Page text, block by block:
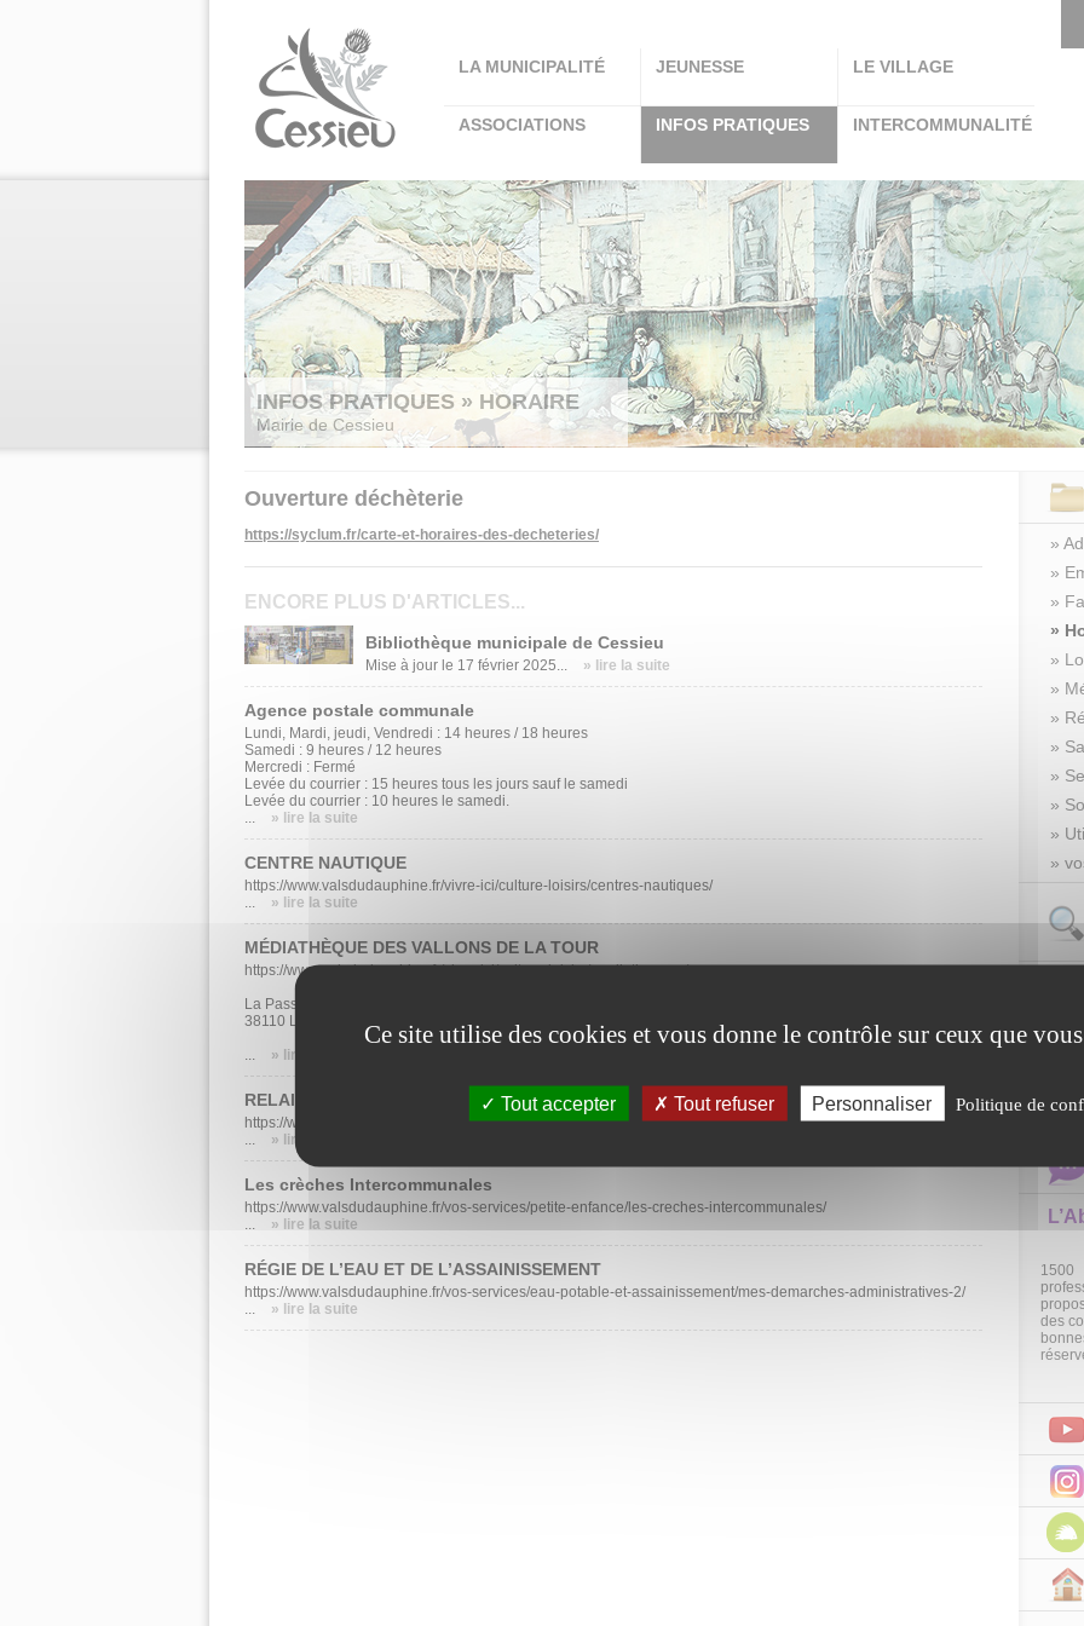
LA MUNICIPALITÉ JEUNESSE LE VILLAGE
ASSOCIATIONS INFOS PRATIQUES INTERCOMMUNALITÉ
INFOS PRATIQUES » HORAIRE
Mairie de Cessieu
Ouverture déchèterie
https://syclum.fr/carte-et-horaires-des-decheteries/
ENCORE PLUS D'ARTICLES...
Bibliothèque municipale de Cessieu
Mise à jour le 17 février 2025... » lire la suite
Agence postale communale
Lundi, Mardi, jeudi, Vendredi : 14 heures / 18 heures
Samedi : 9 heures / 12 heures
Mercredi : Fermé
Levée du courrier : 15 heures tous les jours sauf le samedi
Levée du courrier : 10 heures le samedi.
...
» lire la suite
CENTRE NAUTIQUE
https://www.valsdudauphine.fr/vivre-ici/culture-loisirs/centres-nautiques/
...
» lire la suite
MÉDIATHÈQUE DES VALLONS DE LA TOUR
https://www.valsdudauphine.fr/vivre-ici/culture-loisirs/mediatheques/
La Passerelle 18 rue Paul Bert
38110 LA TOUR-DU-PIN
...
» lire la suite
RELAIS ASSISTANTS MATERNELS DES VALS DU DAUPHINE
https://www.valsdudauphine.fr/vos-services/enfance-jeunesse/petite-enfance-2/le-relais-petite-enfance/
...
» lire la suite
Les crèches Intercommunales
https://www.valsdudauphine.fr/vos-services/petite-enfance/les-creches-intercommunales/
...
» lire la suite
RÉGIE DE L’EAU ET DE L’ASSAINISSEMENT
https://www.valsdudauphine.fr/vos-services/eau-potable-et-assainissement/mes-demarches-administratives-2/
...
» lire la suite
»
»
»
»
»
»
»
»
»
»
»
»
des
Ce site utilise des cookies et vous donne le contrôle sur ceux que
Tout accepter Tout refuser Personnaliser Politique de